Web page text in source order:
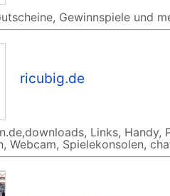
Gewinnspiele und
ricubig.de
Links, Handy,
Webcam, Spielekonsolen,